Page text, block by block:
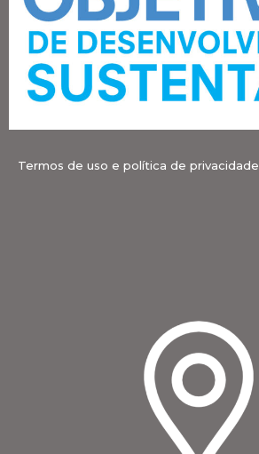
Termos de uso e política de privacidade